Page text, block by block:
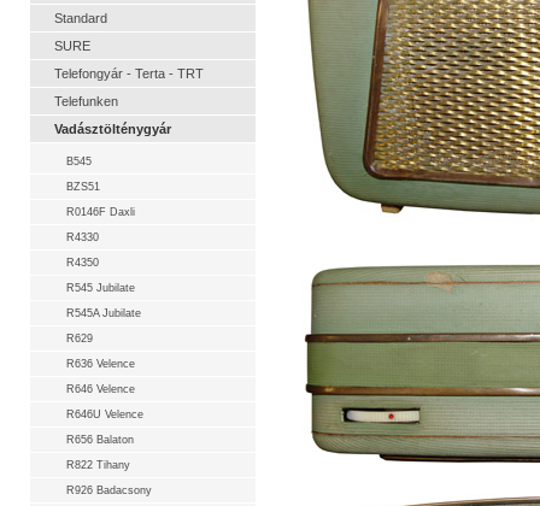
Standard
SURE
Telefongyár - Terta - TRT
Telefunken
Vadásztölténygyár
B545
BZS51
R0146F Daxli
R4330
R4350
R545 Jubilate
R545A Jubilate
R629
R636 Velence
R646 Velence
R646U Velence
R656 Balaton
R822 Tihany
R926 Badacsony